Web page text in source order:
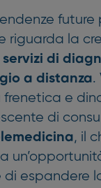
future
riguarda la
servizi di
a distanza.
frenetica e
di
, il
di espandere